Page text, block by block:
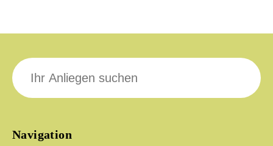
Navigation
Suche
nach: